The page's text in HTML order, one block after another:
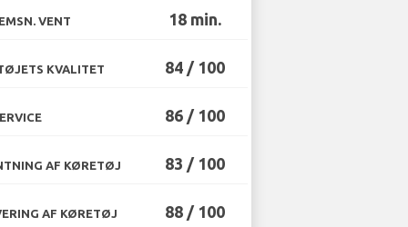
VENT 18 min.
KVALITET 84 / 100
86 / 100
AF KØRETØJ 83 / 100
AF KØRETØJ 88 / 100